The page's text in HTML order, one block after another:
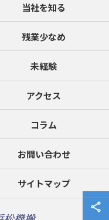
当社を知る
残業少なめ
未経験
アクセス
コラム
お問い合わせ
サイトマップ